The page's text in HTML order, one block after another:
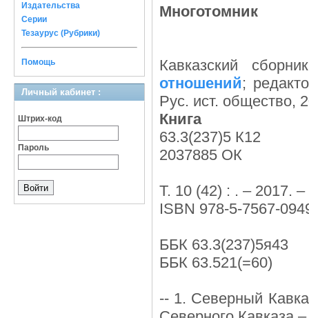
Издательства
Серии
Тезаурус (Рубрики)
Помощь
Личный кабинет :
Штрих-код
Пароль
Многотомник
Кавказский
отношений;
Рус. ист. общество,
Книга
63.3(237)5 К12
2037885 ОК
Т. 10 (42) : . – 2017. –
ISBN 978-5-7567-
ББК 63.3(237)5я43
ББК 63.521(=60)
-- 1. Северный